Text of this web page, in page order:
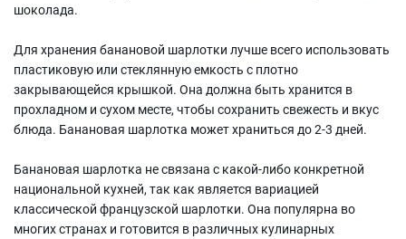
шоколада.
Для хранения банановой шарлотки лучше всего использовать
пластиковую или стеклянную емкость с плотно
закрывающейся крышкой. Она должна быть хранится в
прохладном и сухом месте, чтобы сохранить свежесть и вкус
блюда. Банановая шарлотка может храниться до 2-3 дней.
Банановая шарлотка не связана с какой-либо конкретной
национальной кухней, так как является вариацией
классической французской шарлотки. Она популярна во
многих странах и готовится в различных кулинарных